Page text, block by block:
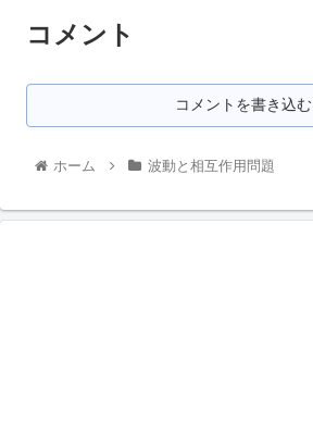
コメント
コメントを書き込む
ホーム 波動と相互作用問題